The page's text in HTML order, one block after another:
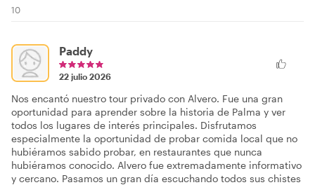
10
Paddy
22 julio 2026
Nos encantó nuestro tour privado con Alvero. Fue una gran
oportunidad para aprender sobre la historia de Palma y ver
todos los lugares de interés principales. Disfrutamos
especialmente la oportunidad de probar comida local que no
hubiéramos sabido probar, en restaurantes que nunca
hubiéramos conocido. Alvero fue extremadamente informativo
y cercano. Pasamos un gran día escuchando todos sus chistes